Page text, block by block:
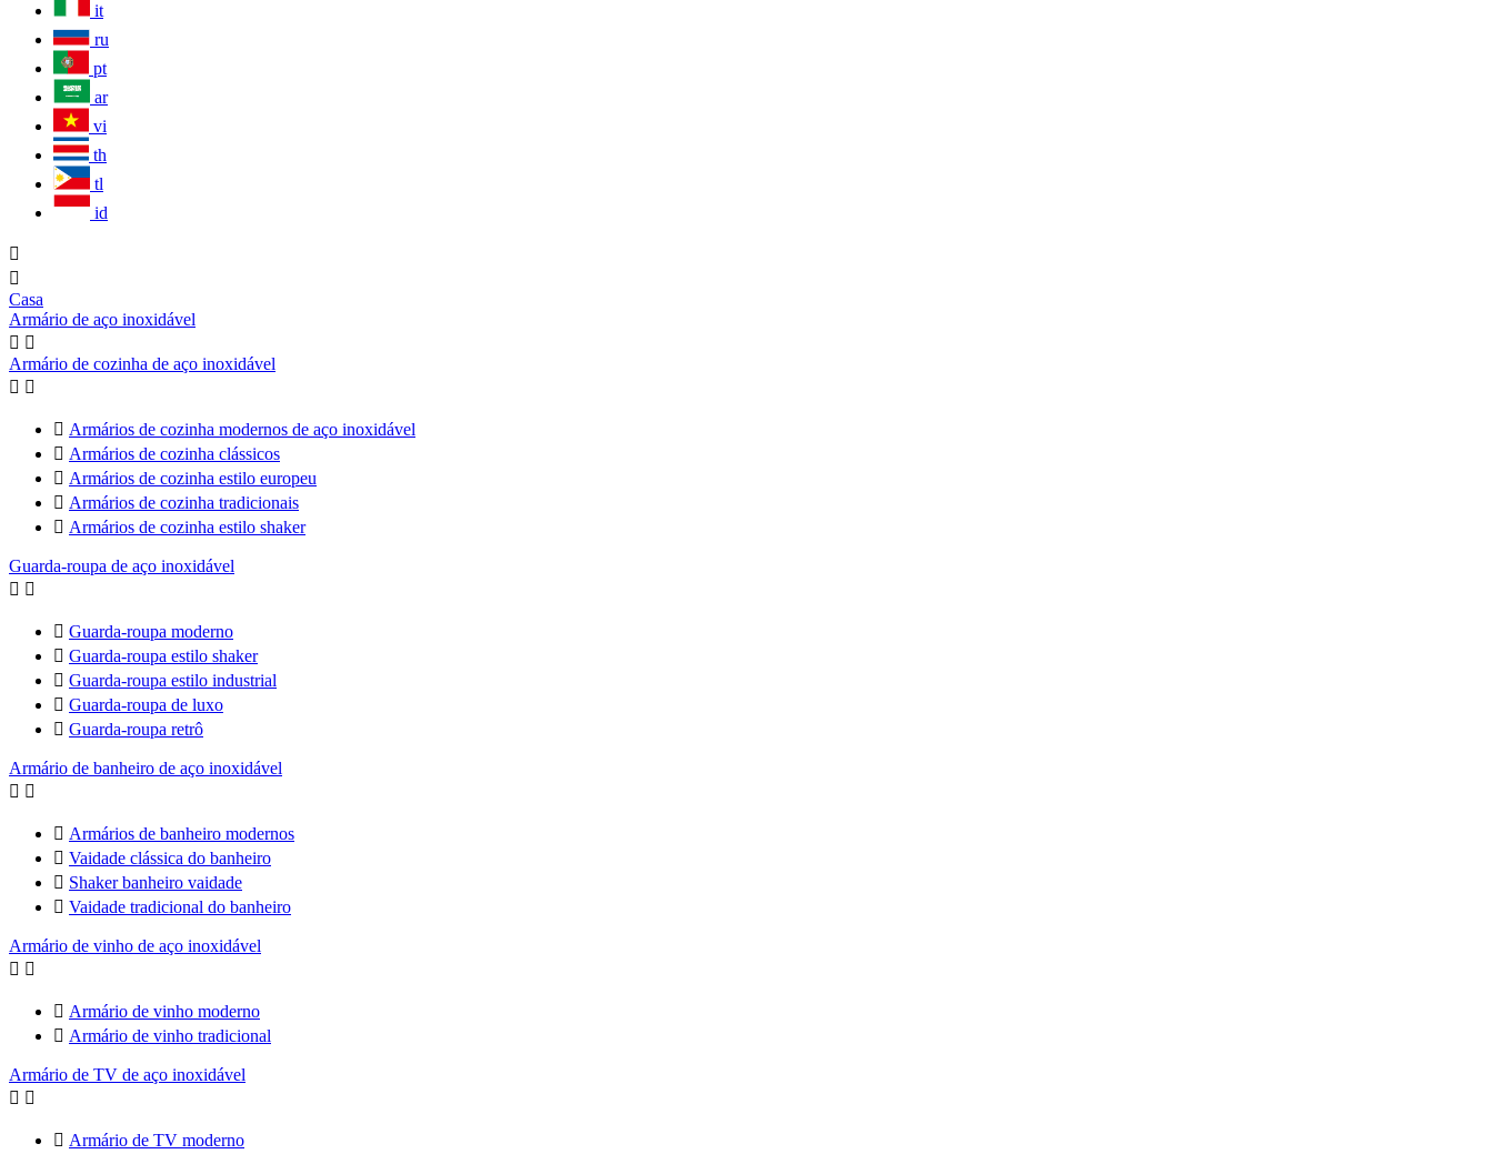
it
ru
pt
ar
vi
th
tl
id


Casa
Armário de aço inoxidável
 
Armário de cozinha de aço inoxidável
 
 Armários de cozinha modernos de aço inoxidável
 Armários de cozinha clássicos
 Armários de cozinha estilo europeu
 Armários de cozinha tradicionais
 Armários de cozinha estilo shaker
Guarda-roupa de aço inoxidável
 
 Guarda-roupa moderno
 Guarda-roupa estilo shaker
 Guarda-roupa estilo industrial
 Guarda-roupa de luxo
 Guarda-roupa retrô
Armário de banheiro de aço inoxidável
 
 Armários de banheiro modernos
 Vaidade clássica do banheiro
 Shaker banheiro vaidade
 Vaidade tradicional do banheiro
Armário de vinho de aço inoxidável
 
 Armário de vinho moderno
 Armário de vinho tradicional
Armário de TV de aço inoxidável
 
 Armário de TV moderno